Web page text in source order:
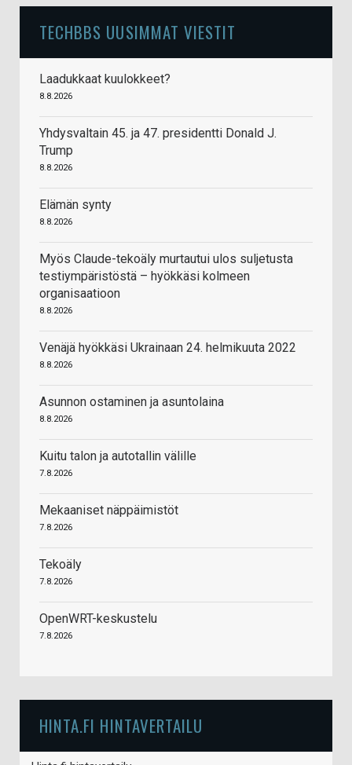
TECHBBS UUSIMMAT VIESTIT
Laadukkaat kuulokkeet?
8.8.2026
Yhdysvaltain 45. ja 47. presidentti Donald J.
Trump
8.8.2026
Elämän synty
8.8.2026
Myös Claude-tekoäly murtautui ulos suljetusta
testiympäristöstä – hyökkäsi kolmeen
organisaatioon
8.8.2026
Venäjä hyökkäsi Ukrainaan 24. helmikuuta 2022
8.8.2026
Asunnon ostaminen ja asuntolaina
8.8.2026
Kuitu talon ja autotallin välille
7.8.2026
Mekaaniset näppäimistöt
7.8.2026
Tekoäly
7.8.2026
OpenWRT-keskustelu
7.8.2026
HINTA.FI HINTAVERTAILU